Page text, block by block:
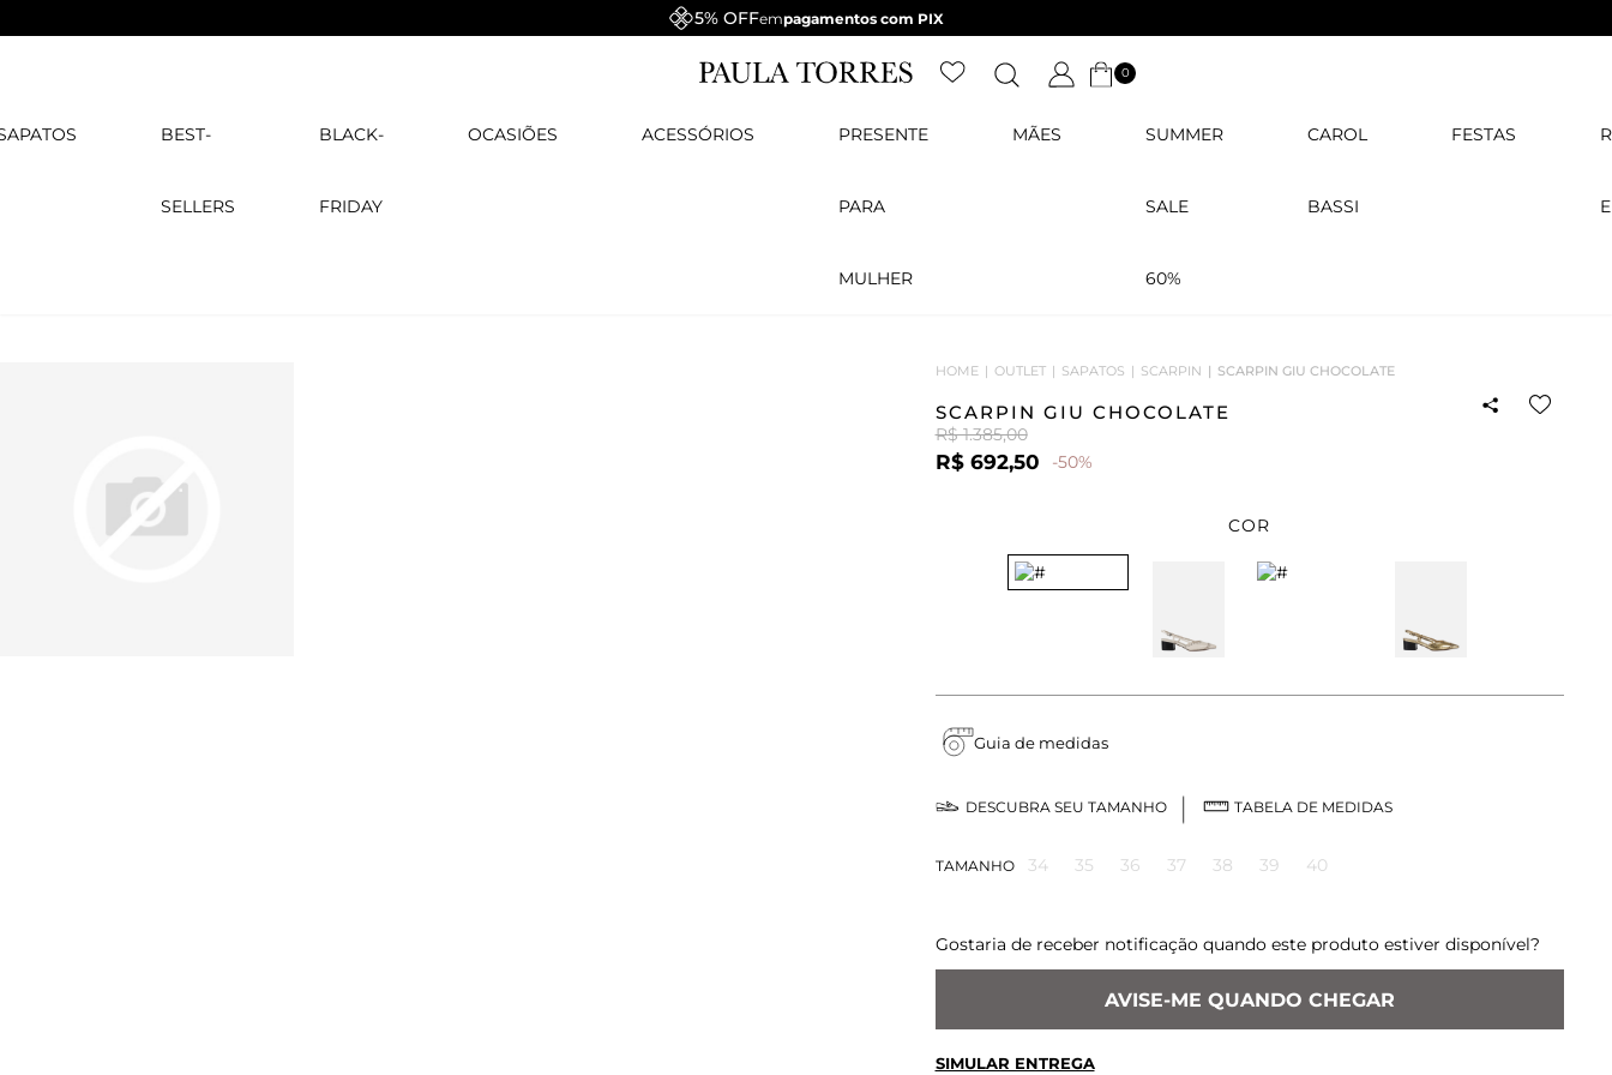
5% OFFempagamentos com PIX
0
BEST-
SELLERS
BLACK-
FRIDAY
OCASIÕES ACESSÓRIOS PRESENTE
PARA
MULHER
MÃES SUMMER
SALE
60%
CAROL
BASSI
FESTAS
HOME OUTLET SAPATOS SCARPIN SCARPIN GIU CHOCOLATE
SCARPIN GIU CHOCOLATE
R$ 1.385,00
R$ 692,50 -50%
COR
Guia de medidas
DESCUBRA SEU TAMANHO TABELA DE MEDIDAS
TAMANHO 34 35 36 37 38 39 40
Gostaria de receber notificação quando este produto estiver disponível?
AVISE-ME QUANDO CHEGAR
SIMULAR ENTREGA